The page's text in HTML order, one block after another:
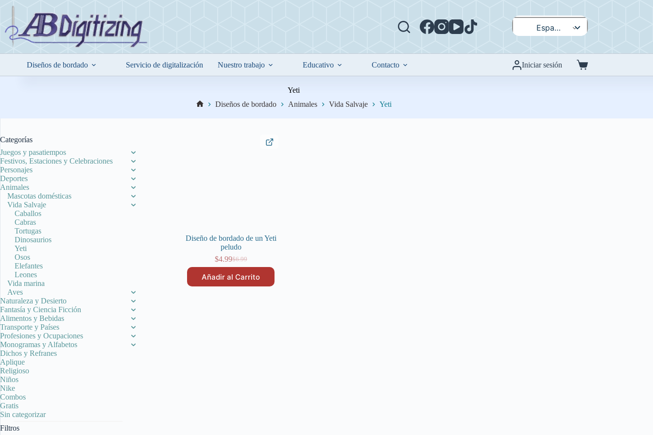
contenido
Español
Diseños de bordado Servicio de digitalización Nuestro trabajo Educativo Contacto Iniciar sesión
Carro
de
Yeti
Diseños de bordado Animales Vida Salvaje Yeti
Diseño de bordado de un Yeti
peludo
$6.99
El
original
era:
$4.99El
actual
es:
Añadir al Carrito
Categorías
Juegos y pasatiempos
Festivos, Estaciones y Celebraciones
Personajes
Deportes
Animales
Mascotas domésticas
Vida Salvaje
Caballos
Cabras
Tortugas
Dinosaurios
Yeti
Osos
Elefantes
Leones
Vida marina
Aves
Naturaleza y Desierto
Fantasía y Ciencia Ficción
Alimentos y Bebidas
Transporte y Países
Profesiones y Ocupaciones
Monogramas y Alfabetos
Dichos y Refranes
Aplique
Religioso
Niños
Nike
Combos
Gratis
Sin categorizar
Filtros